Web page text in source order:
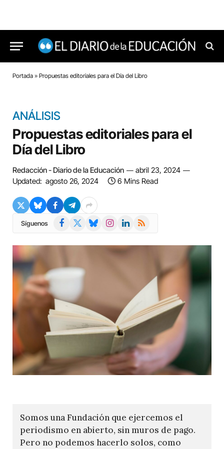
Portada » Propuestas editoriales para el Día del Libro
ANÁLISIS
Propuestas editoriales para el
Día del Libro
Redacción - Diario de la Educación
abril 23, 2024
Updated: agosto 26, 2024 6 Mins Read
Síguenos Facebook BlueskyInstagramLinkedIn
RSS
Somos una Fundación que ejercemos el
periodismo en abierto, sin muros de pago.
Pero no podemos hacerlo solos, como